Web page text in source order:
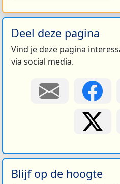
Deel deze pagina
Vind je deze pagina
via social media.
Blijf op de hoogte